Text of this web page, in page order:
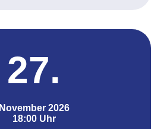
27.
November 2026
18:00 Uhr